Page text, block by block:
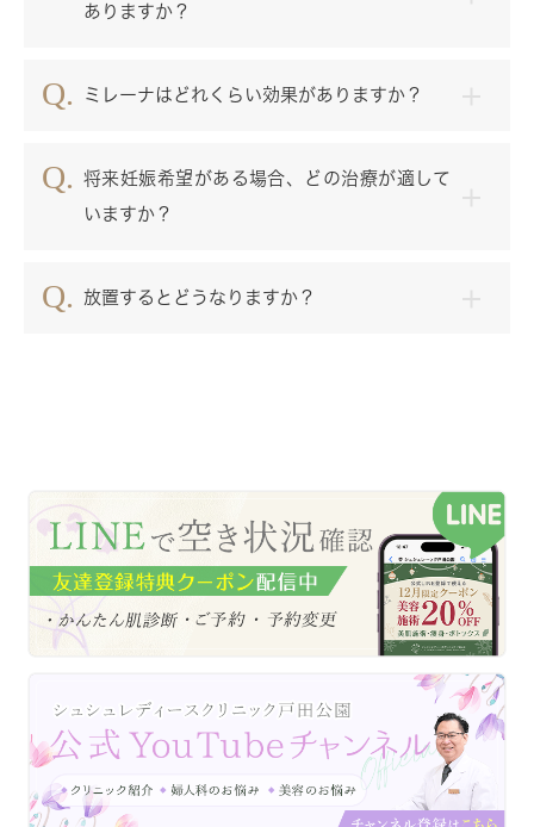
ありますか？
ミレーナはどれくらい効果がありますか？
将来妊娠希望がある場合、どの治療が適して
いますか？
放置するとどうなりますか？